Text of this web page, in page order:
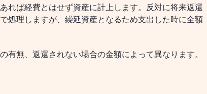
れば経費とはせず資産に計上します。反対に将来返還
処理しますが、繰延資産となるため支出した時に全額
有無、返還されない場合の金額によって異なります。